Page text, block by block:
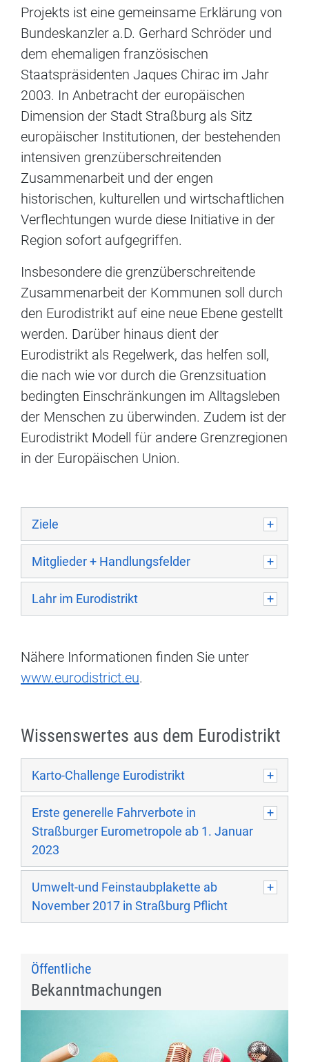
Projekts ist eine gemeinsame Erklärung von
Bundeskanzler a.D. Gerhard Schröder und
dem ehemaligen französischen
Staatspräsidenten Jaques Chirac im Jahr
2003. In Anbetracht der europäischen
Dimension der Stadt Straßburg als Sitz
europäischer Institutionen, der bestehenden
intensiven grenzüberschreitenden
Zusammenarbeit und der engen
historischen, kulturellen und wirtschaftlichen
Verflechtungen wurde diese Initiative in der
Region sofort aufgegriffen.
Insbesondere die grenzüberschreitende
Zusammenarbeit der Kommunen soll durch
den Eurodistrikt auf eine neue Ebene gestellt
werden. Darüber hinaus dient der
Eurodistrikt als Regelwerk, das helfen soll,
die nach wie vor durch die Grenzsituation
bedingten Einschränkungen im Alltagsleben
der Menschen zu überwinden. Zudem ist der
Eurodistrikt Modell für andere Grenzregionen
in der Europäischen Union.
Ziele
Mitglieder + Handlungsfelder
Lahr im Eurodistrikt
Nähere Informationen finden Sie unter
www.eurodistrict.eu.
Wissenswertes aus dem Eurodistrikt
Karto-Challenge Eurodistrikt
Erste generelle Fahrverbote in
Straßburger Eurometropole ab 1. Januar
2023
Umwelt-und Feinstaubplakette ab
November 2017 in Straßburg Pflicht
Öffentliche
Bekanntmachungen